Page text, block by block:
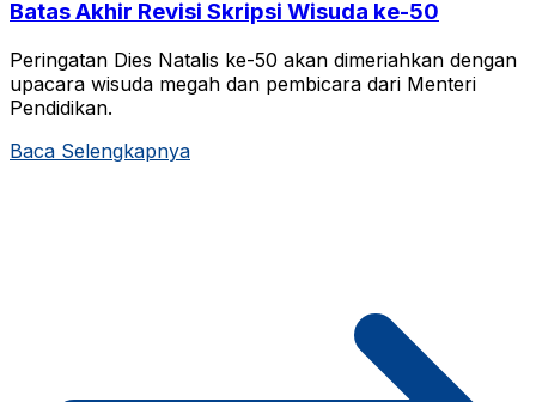
Batas Akhir Revisi Skripsi Wisuda ke-50
Peringatan Dies Natalis ke-50 akan dimeriahkan dengan
upacara wisuda megah dan pembicara dari Menteri
Pendidikan.
Baca Selengkapnya